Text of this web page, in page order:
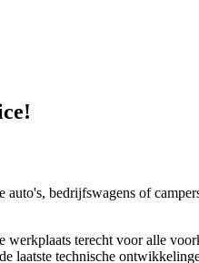
auto's, bedrijfswagens of
terecht voor alle
laatste technische